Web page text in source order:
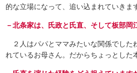
的な立場になって、追い込まれていきま
－北条家は、氏政と氏直、そして板部岡
２人はパパとママみたいな関係でした
れているお母さん。だからちょっとした